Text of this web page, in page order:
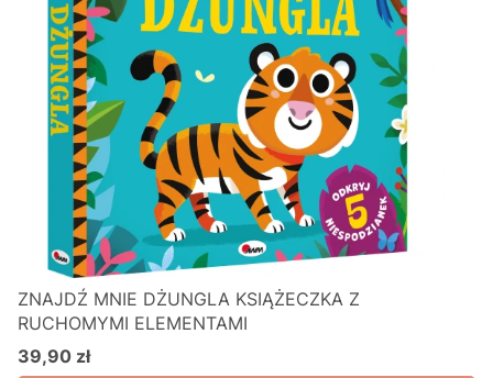
ZNAJDŹ MNIE DŻUNGLA KSIĄŻECZKA Z
RUCHOMYMI ELEMENTAMI
Cena
39,90 zł